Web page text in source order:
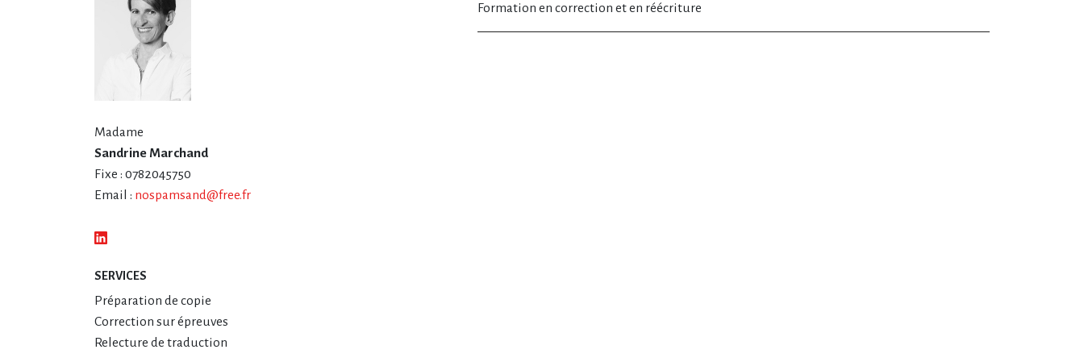
Madame
Sandrine Marchand
Fixe : 0782045750
Email : nospamsand@free.fr
SERVICES
Préparation de copie
Correction sur épreuves
Relecture de traduction
Formation en correction et en réécriture